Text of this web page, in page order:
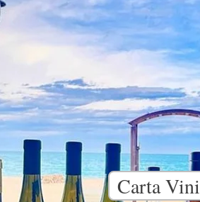
Carta Vini